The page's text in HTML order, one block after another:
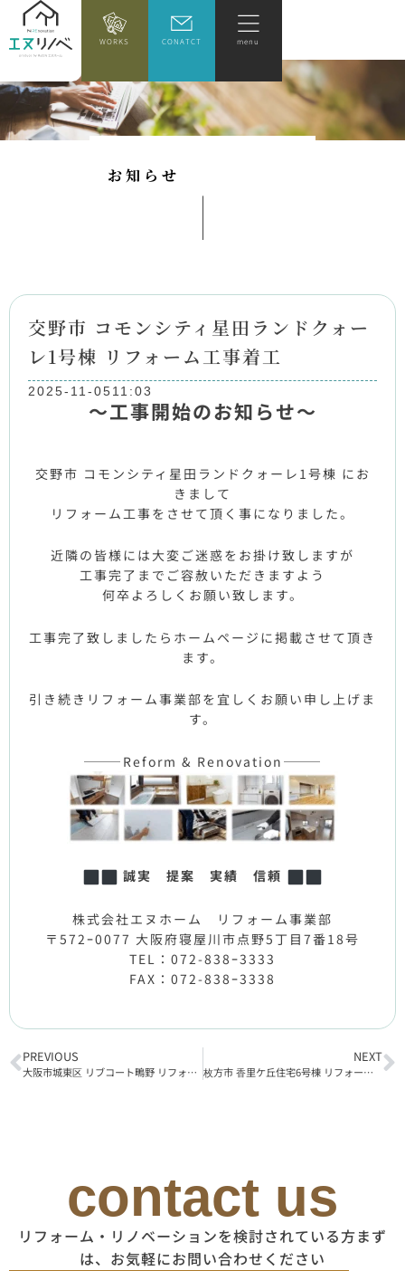
WORKS CONATCT menu
お知 ら せ
交野市 コモンシティ星田ランドクォー
レ1号棟 リフォーム工事着工
2025-11-0511:03
～工事開始のお知らせ～
交野市 コモンシティ星田ランドクォーレ1号棟 にお
きまして
リフォーム工事をさせて頂く事になりました。
近隣の皆様には大変ご迷惑をお掛け致しますが
工事完了までご容赦いただきますよう
何卒よろしくお願い致します。
工事完了致しましたらホームページに掲載させて頂き
ます。
引き続きリフォーム事業部を宜しくお願い申し上げま
す。
———Reform & Renovation———
誠実 提案 実績 信頼
株式会社エヌホーム リフォーム事業部
〒572ｰ0077 大阪府寝屋川市点野5丁目7番18号
TEL：072-838ｰ3333
FAX：072-838ｰ3338
PREVIOUS
大阪市城東区 リブコート鴫野 リフォーム工事着工
NEXT
枚方市 香里ケ丘住宅6号棟 リフォーム工事着工
contact us
リフォーム・リノベーションを検討されている方まず
は、お気軽にお問い合わせください